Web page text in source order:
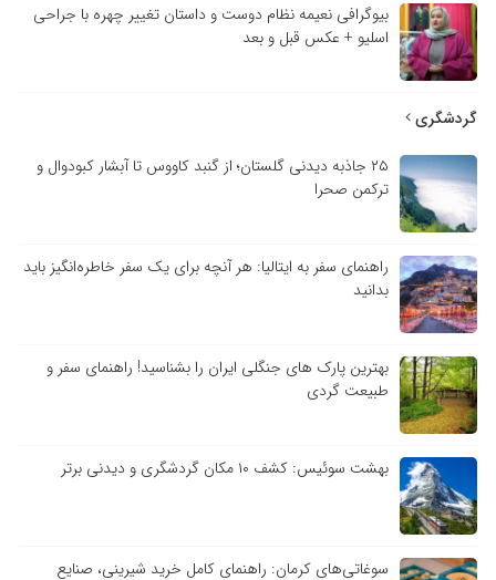
بیوگرافی نعیمه نظام دوست و داستان تغییر چهره با جراحی
اسلیو + عکس قبل و بعد
۲۵ جاذبه دیدنی گلستان؛ از گنبد کاووس تا آبشار کبودوال و
ترکمن صحرا
راهنمای سفر به ایتالیا: هر آنچه برای یک سفر خاطره‌انگیز باید
بدانید
بهترین پارک های جنگلی ایران را بشناسید! راهنمای سفر و
طبیعت گردی
بهشت سوئیس: کشف ۱۰ مکان گردشگری و دیدنی برتر
سوغاتی‌های کرمان: راهنمای کامل خرید شیرینی، صنایع